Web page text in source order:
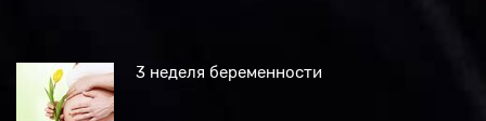
3 неделя беременности